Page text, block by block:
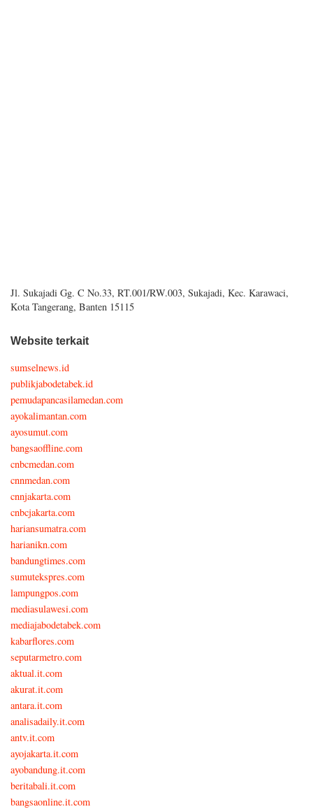
Jl. Sukajadi Gg. C No.33, RT.001/RW.003, Sukajadi, Kec. Karawaci,
Kota Tangerang, Banten 15115
Website terkait
sumselnews.id
publikjabodetabek.id
pemudapancasilamedan.com
ayokalimantan.com
ayosumut.com
bangsaoffline.com
cnbcmedan.com
cnnmedan.com
cnnjakarta.com
cnbcjakarta.com
hariansumatra.com
harianikn.com
bandungtimes.com
sumutekspres.com
lampungpos.com
mediasulawesi.com
mediajabodetabek.com
kabarflores.com
seputarmetro.com
aktual.it.com
akurat.it.com
antara.it.com
analisadaily.it.com
antv.it.com
ayojakarta.it.com
ayobandung.it.com
beritabali.it.com
bangsaonline.it.com